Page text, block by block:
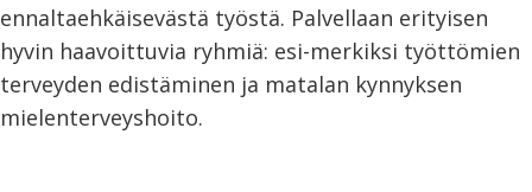
ennaltaehkäisevästä työstä. Palvellaan erityisen
hyvin haavoittuvia ryhmiä: esi-merkiksi työttömien
terveyden edistäminen ja matalan kynnyksen
mielenterveyshoito.